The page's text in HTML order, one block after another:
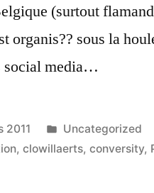
(surtout
organis?? sous la
social media…
2011
Publié
dans
Uncategorized
,clowillaerts,conversity,